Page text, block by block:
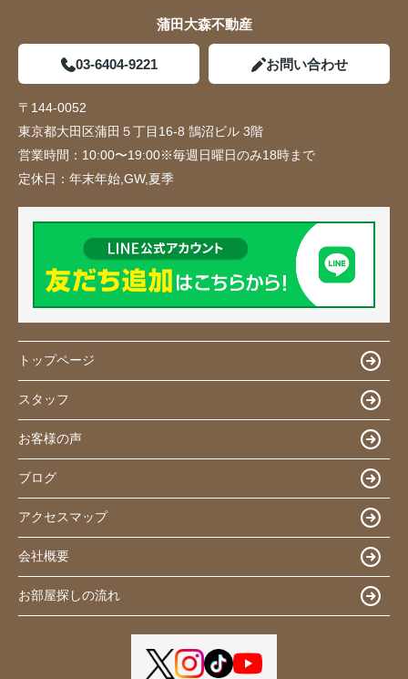
蒲田大森不動産
03-6404-9221 お問い合わせ
〒144-0052
東京都大田区蒲田５丁目16-8 鵠沼ビル 3階
営業時間： 10:00〜19:00※毎週日曜日のみ18時まで
定休日： 年末年始,GW,夏季
トップページ
スタッフ
お客様の声
ブログ
アクセスマップ
会社概要
お部屋探しの流れ